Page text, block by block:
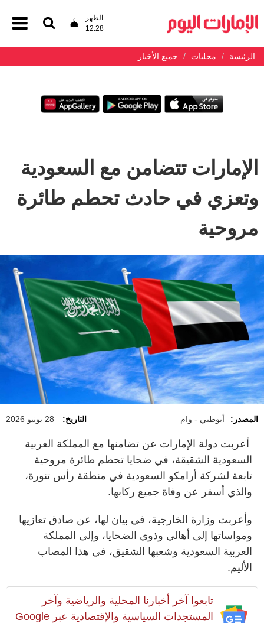
الظهر
12:28
الرئيسة محليات جميع الأخبار
الإمارات تتضامن مع السعودية
وتعزي في حادث تحطم طائرة
مروحية
المصدر: أبوظبي - وام التاريخ: 28 يونيو 2026
أعربت دولة الإمارات عن تضامنها مع المملكة العربية
السعودية الشقيقة، في ضحايا تحطم طائرة مروحية
تابعة لشركة أرامكو السعودية في منطقة رأس تنورة،
والذي أسفر عن وفاة جميع ركابها.
وأعربت وزارة الخارجية، في بيان لها، عن صادق تعازيها
ومواساتها إلى أهالي وذوي الضحايا، وإلى المملكة
العربية السعودية وشعبها الشقيق، في هذا المصاب
الأليم.
تابعوا آخر أخبارنا المحلية والرياضية وآخر
المستجدات السياسية والإقتصادية عبر Google